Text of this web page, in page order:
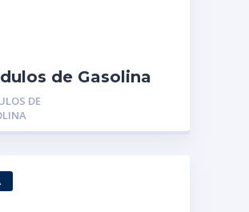
de Gasolina
DA8Z9H307L:
EXPLORER
DE